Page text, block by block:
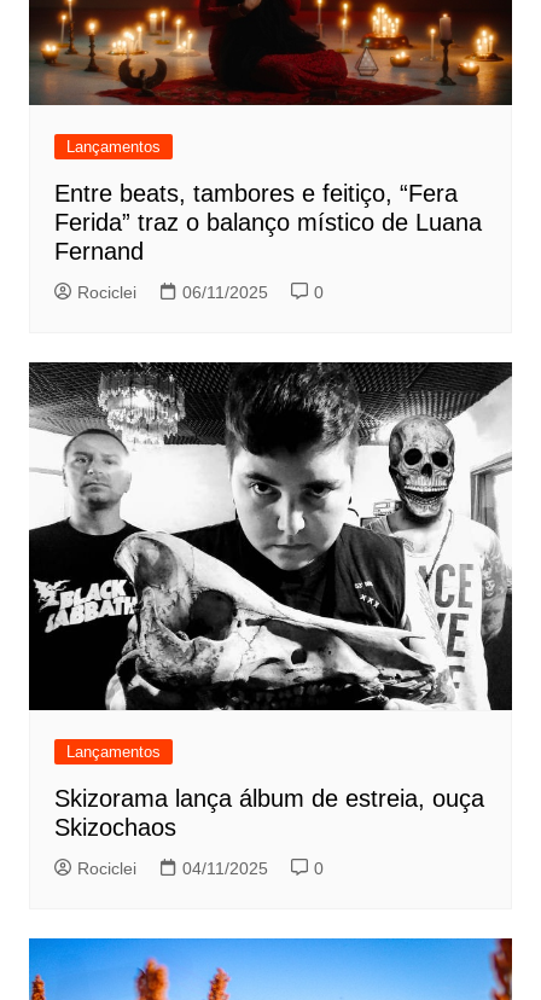
Lançamentos
Entre beats, tambores e feitiço, “Fera
Ferida” traz o balanço místico de Luana
Fernand
Rociclei 06/11/2025 0
Lançamentos
Skizorama lança álbum de estreia, ouça
Skizochaos
Rociclei 04/11/2025 0